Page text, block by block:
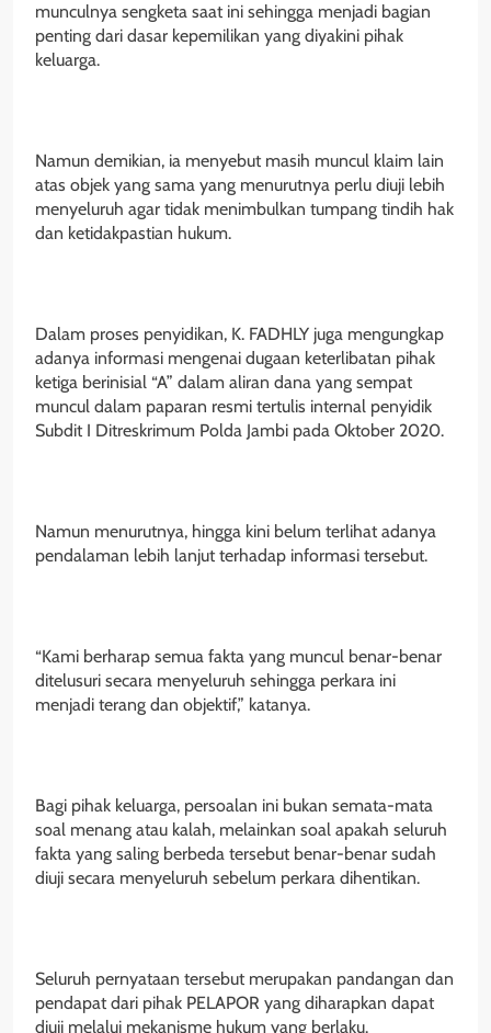
munculnya sengketa saat ini sehingga menjadi bagian
penting dari dasar kepemilikan yang diyakini pihak
keluarga.
Namun demikian, ia menyebut masih muncul klaim lain
atas objek yang sama yang menurutnya perlu diuji lebih
menyeluruh agar tidak menimbulkan tumpang tindih hak
dan ketidakpastian hukum.
Dalam proses penyidikan, K. FADHLY juga mengungkap
adanya informasi mengenai dugaan keterlibatan pihak
ketiga berinisial “A” dalam aliran dana yang sempat
muncul dalam paparan resmi tertulis internal penyidik
Subdit I Ditreskrimum Polda Jambi pada Oktober 2020.
Namun menurutnya, hingga kini belum terlihat adanya
pendalaman lebih lanjut terhadap informasi tersebut.
“Kami berharap semua fakta yang muncul benar-benar
ditelusuri secara menyeluruh sehingga perkara ini
menjadi terang dan objektif,” katanya.
Bagi pihak keluarga, persoalan ini bukan semata-mata
soal menang atau kalah, melainkan soal apakah seluruh
fakta yang saling berbeda tersebut benar-benar sudah
diuji secara menyeluruh sebelum perkara dihentikan.
Seluruh pernyataan tersebut merupakan pandangan dan
pendapat dari pihak PELAPOR yang diharapkan dapat
diuji melalui mekanisme hukum yang berlaku.